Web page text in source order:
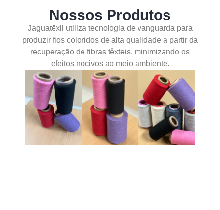
Nossos Produtos
Jaguatêxil utiliza tecnologia de vanguarda para
produzir fios coloridos de alta qualidade a partir da
recuperação de fibras têxteis, minimizando os
efeitos nocivos ao meio ambiente.